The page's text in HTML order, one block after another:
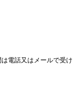
電話又はメールで受け